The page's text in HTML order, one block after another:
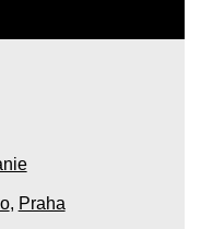
, Praha